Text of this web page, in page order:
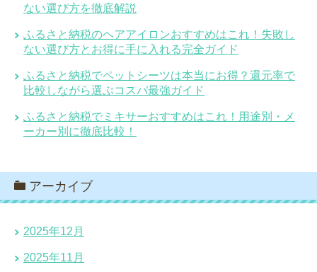
ない選び方を徹底解説
ふるさと納税のヘアアイロンおすすめはこれ！失敗し
ない選び方とお得に手に入れる完全ガイド
ふるさと納税でペットシーツは本当にお得？還元率で
比較しながら選ぶコスパ最強ガイド
ふるさと納税でミキサーおすすめはこれ！用途別・メ
ーカー別に徹底比較！
アーカイブ
2025年12月
2025年11月